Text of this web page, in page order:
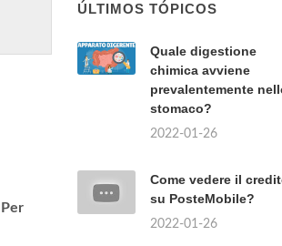
Per
ÚLTIMOS TÓPICOS
Quale digestione
chimica avviene
prevalentemente
stomaco?
2022-01-26
Come vedere il
su PosteMobile?
2022-01-26